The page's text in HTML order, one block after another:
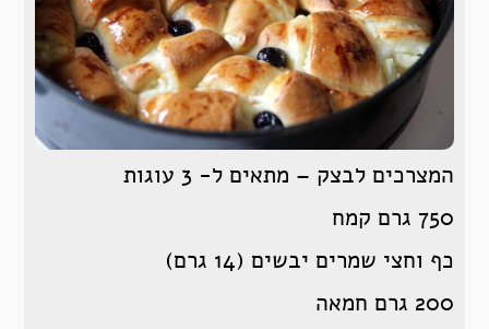
המצרכים לבצק – מתאים ל- 3 עוגות
750 גרם קמח
כף וחצי שמרים יבשים (14 גרם)
200 גרם חמאה